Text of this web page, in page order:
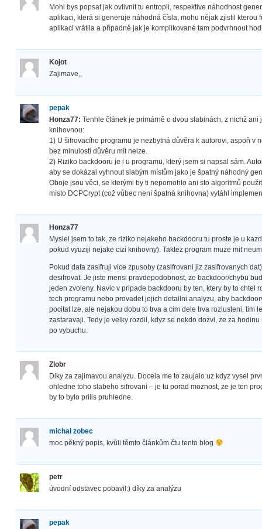
Mohl bys popsat jak ovlivnit tu entropii, respektive náhodnost
aplikaci, která si generuje náhodná čísla, mohu nějak zjistil kterou
aplikaci vrátila a případně jak je komplikované tam podvrhnout
Kojot
Zajimave,,
pepak
Honza77: Tenhle článek je primárně o dvou slabinách, z nichž
knihovnou:
1) U šifrovacího programu je nezbytná důvěra k autorovi, aspoň v
bez minulosti důvěru mít nelze.
2) Riziko backdooru je i u programu, který jsem si napsal sám.
aby se dokázal vyhnout slabým místům jako je špatný náhodný
Oboje jsou věci, se kterými by ti nepomohlo ani sto algoritmů
místo DCPCrypt (což vůbec není špatná knihovna) vytáhl
Honza77
Myslel jsem to tak, ze riziko nejakeho backdooru tu proste je u
pokud vyuziji nejake cizi knihovny). Taktez program muze mit
Pokud data zasifruji vice zpusoby (zasifrovani jiz zasifrovanych
desifrovat. Je jiste mensi pravdepodobnost, ze backdoor/chybu
jeden zvoleny. Navic v pripade backdooru by ten, ktery by to chtel
tech programu nebo provadet jejich detailni analyzu, aby
pocitat lze, ale nejakou dobu to trva a cim dele trva rozlusteni, tim
zastaravaji. Tedy je velky rozdil, kdyz se nekdo dozvi, ze za
po vybuchu.
Zlobr
Diky za zajimavou analyzu. Docela me to zaujalo uz kdyz vysel
ohledne toho slabeho sifrovani – je tu porad moznost, ze je ten
by to bylo prilis pruhledne.
michal zobec
moc pěkný popis, kvůli těmto článkům čtu tento blog
petr
úvodní odstavec pobavil:) díky za analýzu
pepak